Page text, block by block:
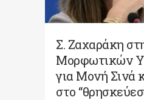
Σ. Ζαχαράκη
Μορφωτικών
για Μονή Σινά
στο